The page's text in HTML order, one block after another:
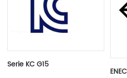
Serie KC G15
ENEC